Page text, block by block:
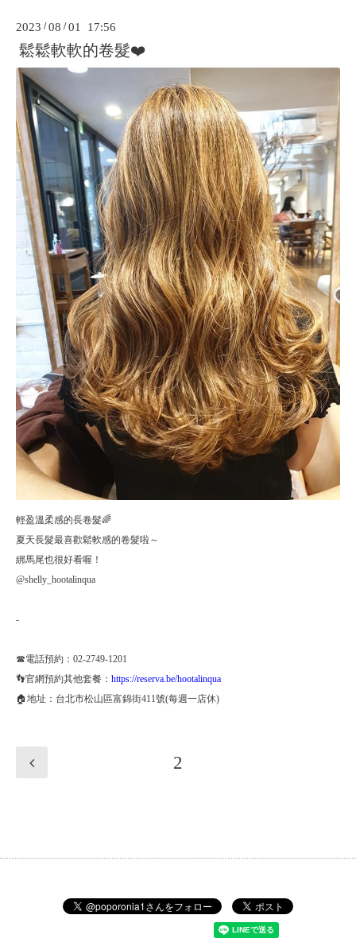
2023 /08 /01 17:56
鬆鬆軟軟的卷髮❤️
輕盈溫柔感的長卷髮🌈
夏天長髮最喜歡鬆軟感的卷髮啦～
綁馬尾也很好看喔！
@shelly_hootalinqua
-
☎電話預約：02-2749-1201
👣官網預約其他套餐： https://reserva.be/hootalinqua
🏠地址：台北市松山區富錦街411號(每週一店休)
2